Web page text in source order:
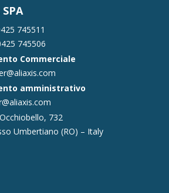
745511
745506
Commerciale
amministrativo
732
Umbertiano (RO) – Italy